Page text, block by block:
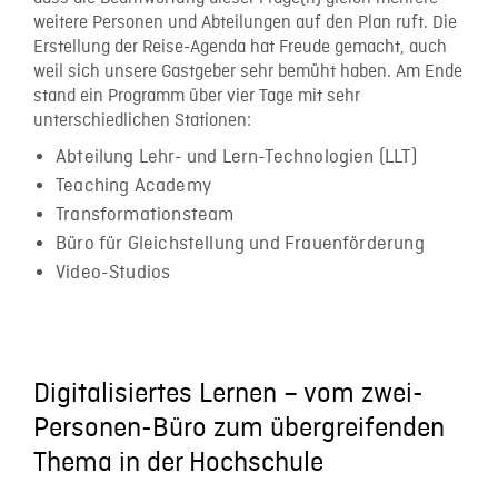
weitere Personen und Abteilungen auf den Plan ruft. Die
Erstellung der Reise-Agenda hat Freude gemacht, auch
weil sich unsere Gastgeber sehr bemüht haben. Am Ende
stand ein Programm über vier Tage mit sehr
unterschiedlichen Stationen:
Abteilung Lehr- und Lern-Technologien (LLT)
Teaching Academy
Transformationsteam
Büro für Gleichstellung und Frauenförderung
Video-Studios
Digitalisiertes Lernen – vom zwei-
Personen-Büro zum übergreifenden
Thema in der Hochschule